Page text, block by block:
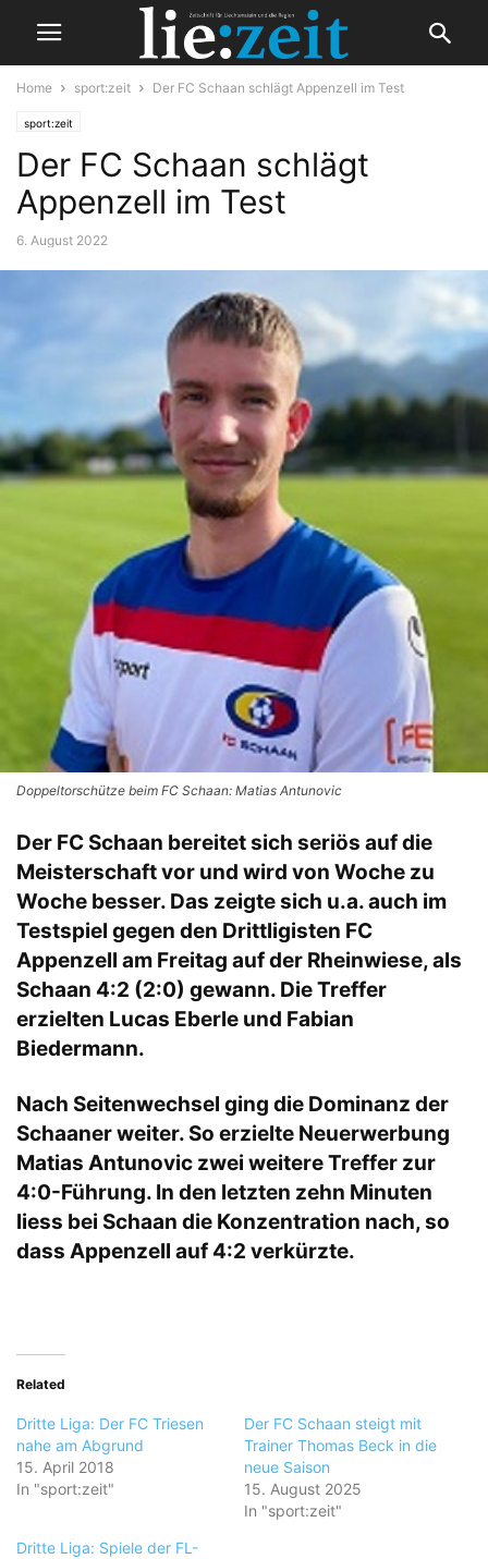
Home sport:zeit Der FC Schaan schlägt Appenzell im Test
sport:zeit
Der FC Schaan schlägt
Appenzell im Test
6. August 2022
Doppeltorschütze beim FC Schaan: Matias Antunovic
Der FC Schaan bereitet sich seriös auf die
Meisterschaft vor und wird von Woche zu
Woche besser. Das zeigte sich u.a. auch im
Testspiel gegen den Drittligisten FC
Appenzell am Freitag auf der Rheinwiese, als
Schaan 4:2 (2:0) gewann. Die Treffer
erzielten Lucas Eberle und Fabian
Biedermann.
Nach Seitenwechsel ging die Dominanz der
Schaaner weiter. So erzielte Neuerwerbung
Matias Antunovic zwei weitere Treffer zur
4:0-Führung. In den letzten zehn Minuten
liess bei Schaan die Konzentration nach, so
dass Appenzell auf 4:2 verkürzte.
Related
Dritte Liga: Der FC Triesen
nahe am Abgrund
15. April 2018
In "sport:zeit"
Der FC Schaan steigt mit
Trainer Thomas Beck in die
neue Saison
15. August 2025
In "sport:zeit"
Dritte Liga: Spiele der FL-